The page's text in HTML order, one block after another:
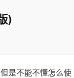
)
是不能不懂怎么使